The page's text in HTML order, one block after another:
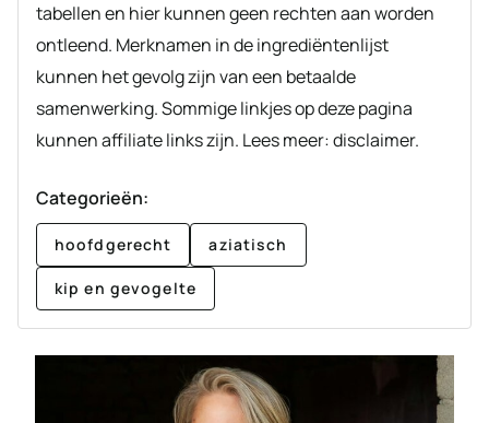
tabellen en hier kunnen geen rechten aan worden
ontleend. Merknamen in de ingrediëntenlijst
kunnen het gevolg zijn van een betaalde
samenwerking. Sommige linkjes op deze pagina
kunnen affiliate links zijn. Lees meer: disclaimer.
Categorieën:
hoofdgerecht aziatisch
kip en gevogelte